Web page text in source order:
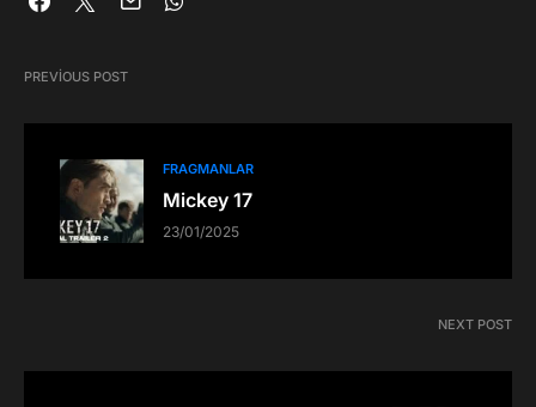
PREVIOUS POST
FRAGMANLAR
Mickey 17
23/01/2025
NEXT POST